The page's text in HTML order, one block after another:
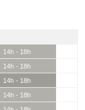
14h - 18h
14h - 18h
14h - 18h
14h - 18h